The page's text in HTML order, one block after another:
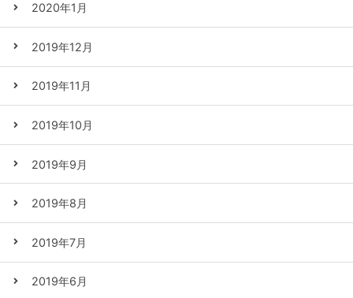
2020年1月
2019年12月
2019年11月
2019年10月
2019年9月
2019年8月
2019年7月
2019年6月